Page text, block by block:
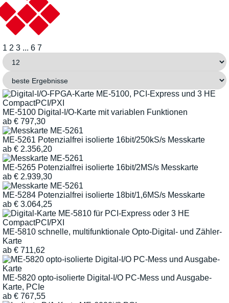
1 2 3 ... 6 7
ME-5100 Digital-I/O-Karte mit variablen Funktionen
ab € 797,30
ME-5261 Potenzialfrei isolierte 16bit/250kS/s Messkarte
ab € 2.356,20
ME-5265 Potenzialfrei isolierte 16bit/2MS/s Messkarte
ab € 2.939,30
ME-5284 Potenzialfrei isolierte 18bit/1,6MS/s Messkarte
ab € 3.064,25
ME-5810 schnelle, multifunktionale Opto-Digital- und Zähler-
Karte
ab € 711,62
ME-5820 opto-isolierte Digital-I/O PC-Mess und Ausgabe-
Karte, PCIe
ab € 767,55